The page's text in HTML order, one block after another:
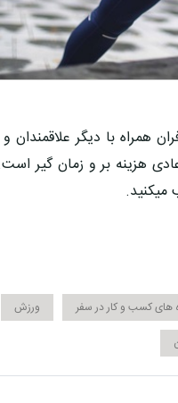
با دیگر علاقمندان و
هزینه بر و زمان گیر است.
های کسب و کار در سفر ورزش